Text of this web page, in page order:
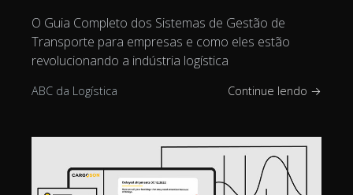
O Guia Completo dos Sistemas de Gestão de
Transporte para empresas e como eles estão
revolucionando a indústria logística
ABC da Logística Continue lendo →